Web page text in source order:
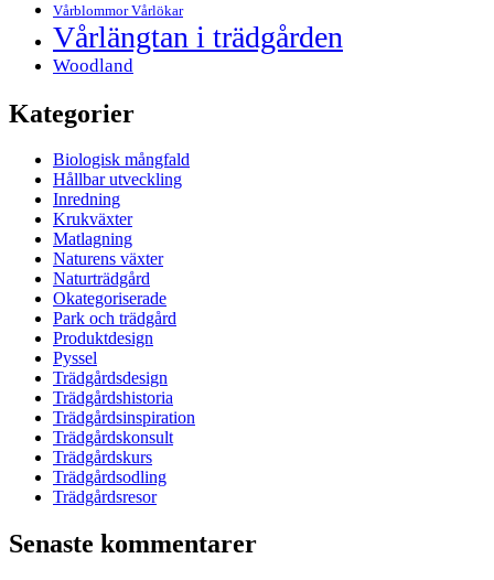
Vårblommor Vårlökar
Vårlängtan i trädgården
Woodland
Kategorier
Biologisk mångfald
Hållbar utveckling
Inredning
Krukväxter
Matlagning
Naturens växter
Naturträdgård
Okategoriserade
Park och trädgård
Produktdesign
Pyssel
Trädgårdsdesign
Trädgårdshistoria
Trädgårdsinspiration
Trädgårdskonsult
Trädgårdskurs
Trädgårdsodling
Trädgårdsresor
Senaste kommentarer